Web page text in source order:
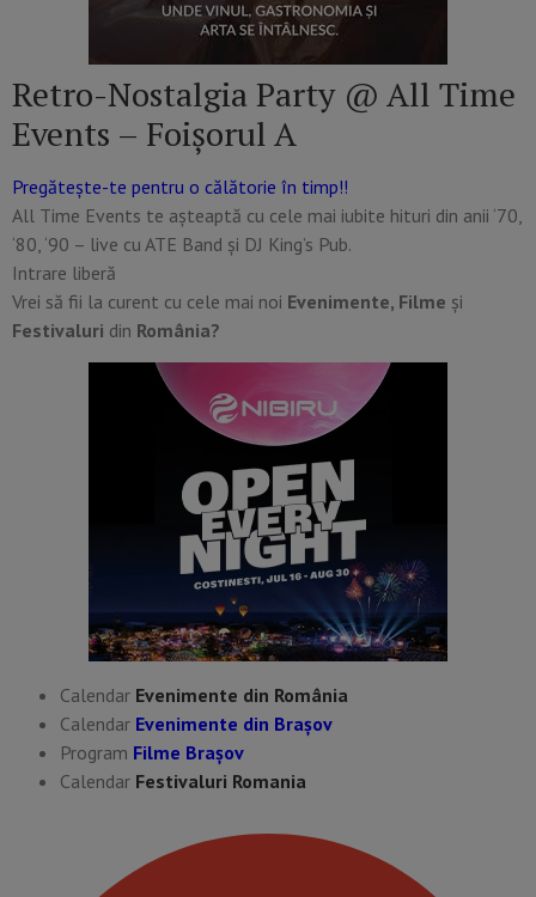
Retro-Nostalgia Party @ All Time
Events – Foișorul A
Pregătește-te pentru o călătorie în timp!!
All Time Events te așteaptă cu cele mai iubite hituri din anii ‘70,
‘80, ‘90 – live cu ATE Band și DJ King’s Pub.
Intrare liberă
Vrei să fii la curent cu cele mai noi Evenimente, Filme și
Festivaluri din România?
Calendar Evenimente din România
Calendar Evenimente din Braşov
Program Filme Brașov
Calendar Festivaluri Romania